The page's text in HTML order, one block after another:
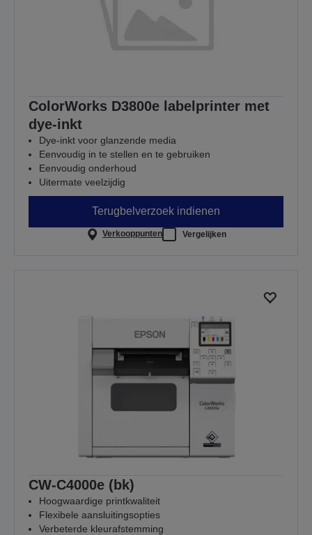
ColorWorks D3800e labelprinter met
dye-inkt
Dye-inkt voor glanzende media
Eenvoudig in te stellen en te gebruiken
Eenvoudig onderhoud
Uitermate veelzijdig
Terugbelverzoek indienen
Verkooppunten Vergelijken
CW-C4000e (bk)
Hoogwaardige printkwaliteit
Flexibele aansluitingsopties
Verbeterde kleurafstemming